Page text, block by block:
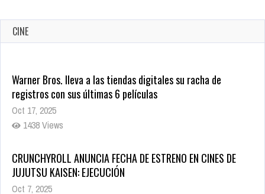
CINE
Warner Bros. lleva a las tiendas digitales su racha de
registros con sus últimas 6 películas
Oct 17, 2025
1438 Views
CRUNCHYROLL ANUNCIA FECHA DE ESTRENO EN CINES DE
JUJUTSU KAISEN: EJECUCIÓN
Oct 7, 2025